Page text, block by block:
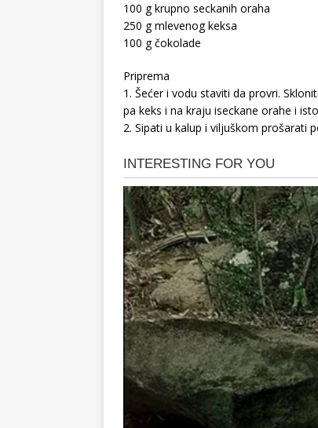
100 g krupno seckanih oraha
250 g mlevenog keksa
100 g čokolade
Priprema
1. Šećer i vodu staviti da provri.
pa keks i na kraju iseckane orahe i
2. Sipati u kalup i viljuškom prošarati